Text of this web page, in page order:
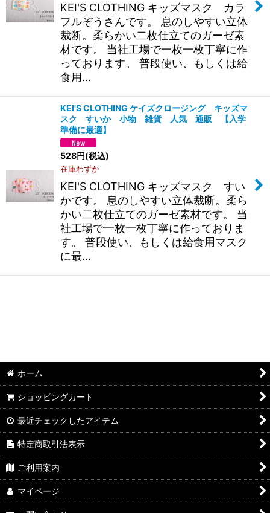
KEI'S CLOTHING キッズマスク カラ
フルぞうさんです。 息のしやすい立体
裁断。柔らかい二枚仕立てのガーゼ素
材です。 当社工場で一枚一枚丁寧に作
っております。 普段使い、もしくは給
食用…
KEI'S CLOTHING ケイズクロージング キッズマ
スク すいか 小物 雑貨 人気 通販 【入学
準備に最適】
528円(税込)
在庫わずか
KEI'S CLOTHING キッズマスク すい
かです。 息のしやすい立体裁断。柔ら
かい二枚仕立てのガーゼ素材です。 当
社工場で一枚一枚丁寧に作っておりま
す。 普段使い、もしくは給食用マスク
に最…
ホーム
ショッピングカート
最近チェックしたアイテム
特定商取引法表示
ご利用案内
マイページ